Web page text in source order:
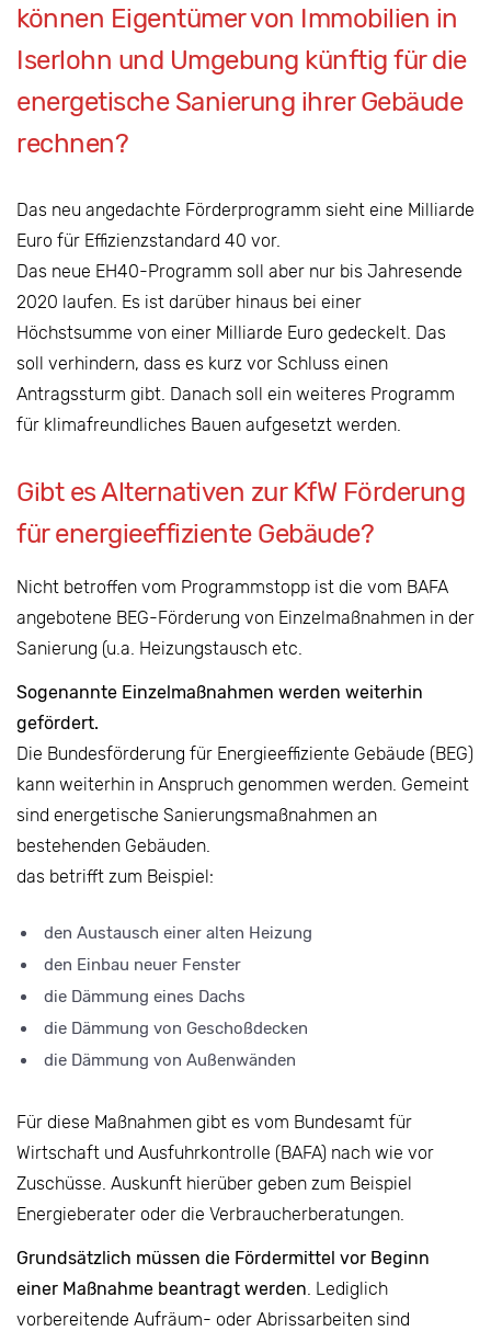
können Eigentümer von Immobilien in
Iserlohn und Umgebung künftig für die
energetische Sanierung ihrer Gebäude
rechnen?
Das neu angedachte Förderprogramm sieht eine Milliarde
Euro für Effizienzstandard 40 vor.
Das neue EH40-Programm soll aber nur bis Jahresende
2020 laufen. Es ist darüber hinaus bei einer
Höchstsumme von einer Milliarde Euro gedeckelt. Das
soll verhindern, dass es kurz vor Schluss einen
Antragssturm gibt. Danach soll ein weiteres Programm
für klimafreundliches Bauen aufgesetzt werden.
Gibt es Alternativen zur KfW Förderung
für energieeffiziente Gebäude?
Nicht betroffen vom Programmstopp ist die vom BAFA
angebotene BEG-Förderung von Einzelmaßnahmen in der
Sanierung (u.a. Heizungstausch etc.
Sogenannte Einzelmaßnahmen werden weiterhin
gefördert.
Die Bundesförderung für Energieeffiziente Gebäude (BEG)
kann weiterhin in Anspruch genommen werden. Gemeint
sind energetische Sanierungsmaßnahmen an
bestehenden Gebäuden.
das betrifft zum Beispiel:
den Austausch einer alten Heizung
den Einbau neuer Fenster
die Dämmung eines Dachs
die Dämmung von Geschoßdecken
die Dämmung von Außenwänden
Für diese Maßnahmen gibt es vom Bundesamt für
Wirtschaft und Ausfuhrkontrolle (BAFA) nach wie vor
Zuschüsse. Auskunft hierüber geben zum Beispiel
Energieberater oder die Verbraucherberatungen.
Grundsätzlich müssen die Fördermittel vor Beginn
einer Maßnahme beantragt werden . Lediglich
vorbereitende Aufräum- oder Abrissarbeiten sind